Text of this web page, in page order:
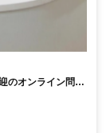
のオンライン問診